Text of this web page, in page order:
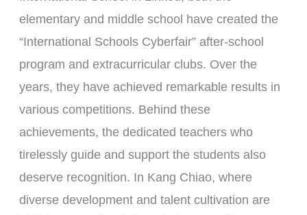
elementary and middle school have created the
“International Schools Cyberfair” after-school
program and extracurricular clubs. Over the
years, they have achieved remarkable results in
various competitions. Behind these
achievements, the dedicated teachers who
tirelessly guide and support the students also
deserve recognition. In Kang Chiao, where
diverse development and talent cultivation are